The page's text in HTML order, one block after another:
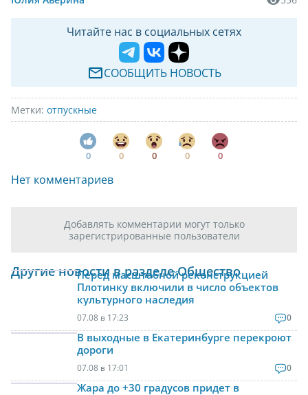
Читайте нас в социальных сетях
СООБЩИТЬ НОВОСТЬ
Метки: отпускные
0 0 0 0 0
Нет комментариев
Добавлять комментарии могут только
зарегистрированные пользователи
Другие новости в разделе Общество
Перед масштабной реконструкцией
Плотинку включили в число объектов
культурного наследия
07.08 в 17:23 0
В выходные в Екатеринбурге перекроют
дороги
07.08 в 17:01 0
Жара до +30 градусов придет в